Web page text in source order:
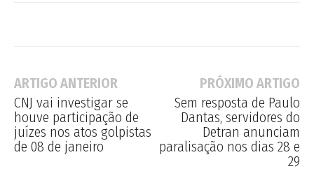
ARTIGO ANTERIOR
CNJ vai investigar se
houve participação de
juízes nos atos golpistas
de 08 de janeiro
PRÓXIMO ARTIGO
Sem resposta de Paulo
Dantas, servidores do
Detran anunciam
paralisação nos dias 28 e
29